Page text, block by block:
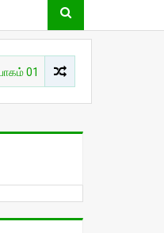
சுவாரசியம்